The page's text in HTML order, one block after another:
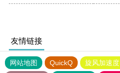
友情链接
网站地图 QuickQ 旋风加速